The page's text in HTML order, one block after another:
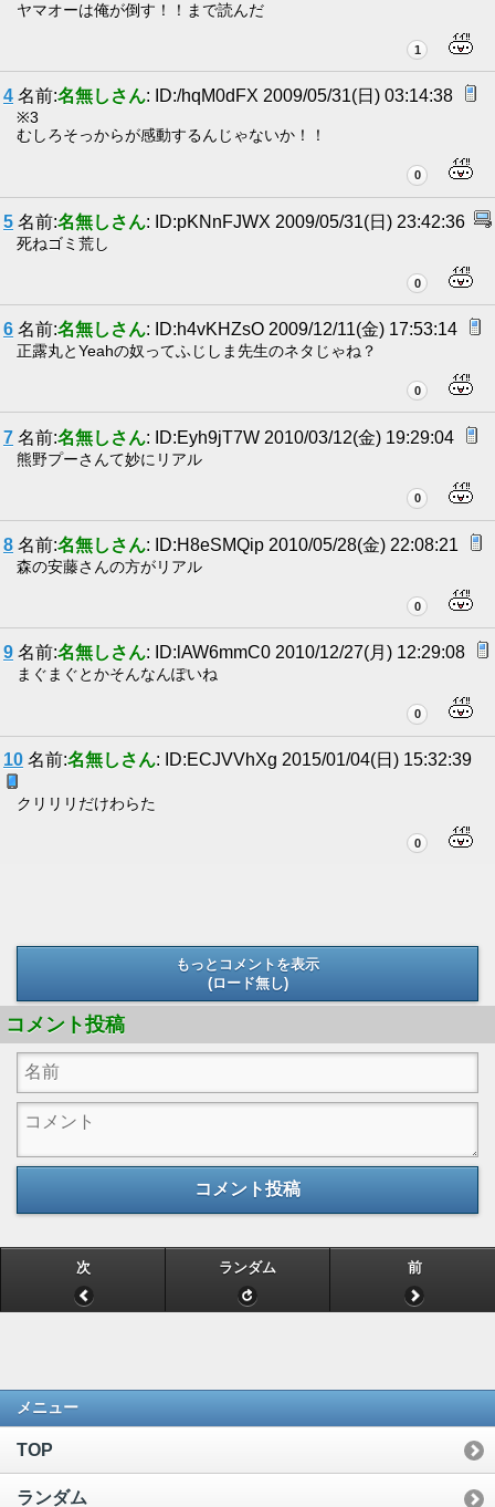
ヤマオーは俺が倒す！！まで読んだ
1
4 名前:名無しさん: ID:/hqM0dFX 2009/05/31(日) 03:14:38
※3
むしろそっからが感動するんじゃないか！！
0
5 名前:名無しさん: ID:pKNnFJWX 2009/05/31(日) 23:42:36
死ねゴミ荒し
0
6 名前:名無しさん: ID:h4vKHZsO 2009/12/11(金) 17:53:14
正露丸とYeahの奴ってふじしま先生のネタじゃね？
0
7 名前:名無しさん: ID:Eyh9jT7W 2010/03/12(金) 19:29:04
熊野プーさんて妙にリアル
0
8 名前:名無しさん: ID:H8eSMQip 2010/05/28(金) 22:08:21
森の安藤さんの方がリアル
0
9 名前:名無しさん: ID:lAW6mmC0 2010/12/27(月) 12:29:08
まぐまぐとかそんなんぽいね
0
10 名前:名無しさん: ID:ECJVVhXg 2015/01/04(日) 15:32:39
クリリリだけわらた
0
もっとコメントを表示
(ロード無し)
コメント投稿
コメント投稿
次 ランダム 前
メニュー
TOP
ランダム